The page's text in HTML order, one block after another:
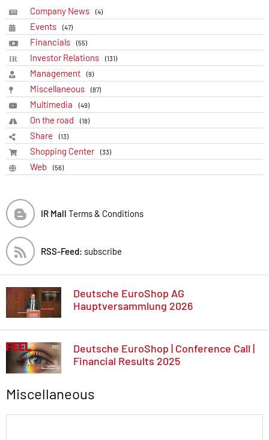
Company News (4)
Events (47)
Financials (55)
Investor Relations (131)
Management (9)
Miscellaneous (87)
Multimedia (49)
On the road (18)
Share (13)
Shopping Center (33)
Web (56)
IR Mall Terms & Conditions
RSS-Feed: subscribe
Deutsche EuroShop AG
Hauptversammlung 2026
Deutsche EuroShop | Conference Call |
Financial Results 2025
Miscellaneous